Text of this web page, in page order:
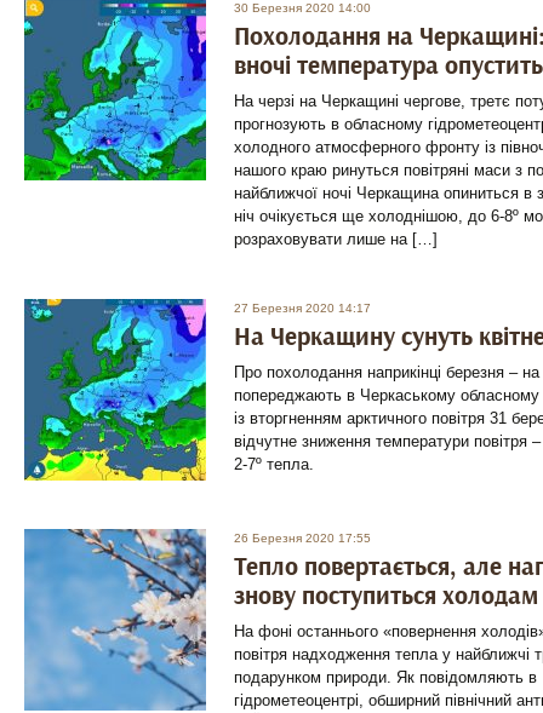
30 Березня 2020 14:00
Похолодання на
вночі температура
На черзі на Черкащині чергове, третє
прогнозують в обласному
холодного атмосферного фронту із
нашого краю ринуться повітряні маси з
найближчої ночі Черкащина опиниться в
ніч очікується ще холоднішою, до 6-8º
розраховувати лише на […]
27 Березня 2020 14:17
На Черкащину сунуть
Про похолодання наприкінці березня – на
попереджають в Черкаському обласному
із вторгненням арктичного повітря 31
відчутне зниження температури повітря
2-7º тепла.
26 Березня 2020 17:55
Тепло повертається, але
знову поступиться холодам
На фоні останнього «повернення
повітря надходження тепла у найближчі
подарунком природи. Як повідомляють
гідрометеоцентрі, обширний північний